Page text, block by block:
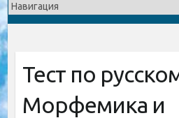
Тест по
Морфемика и